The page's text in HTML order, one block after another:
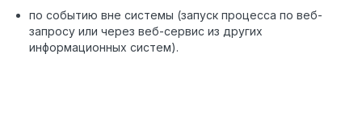
по событию вне системы (запуск процесса по веб-
запросу или через веб-сервис из других
информационных систем).